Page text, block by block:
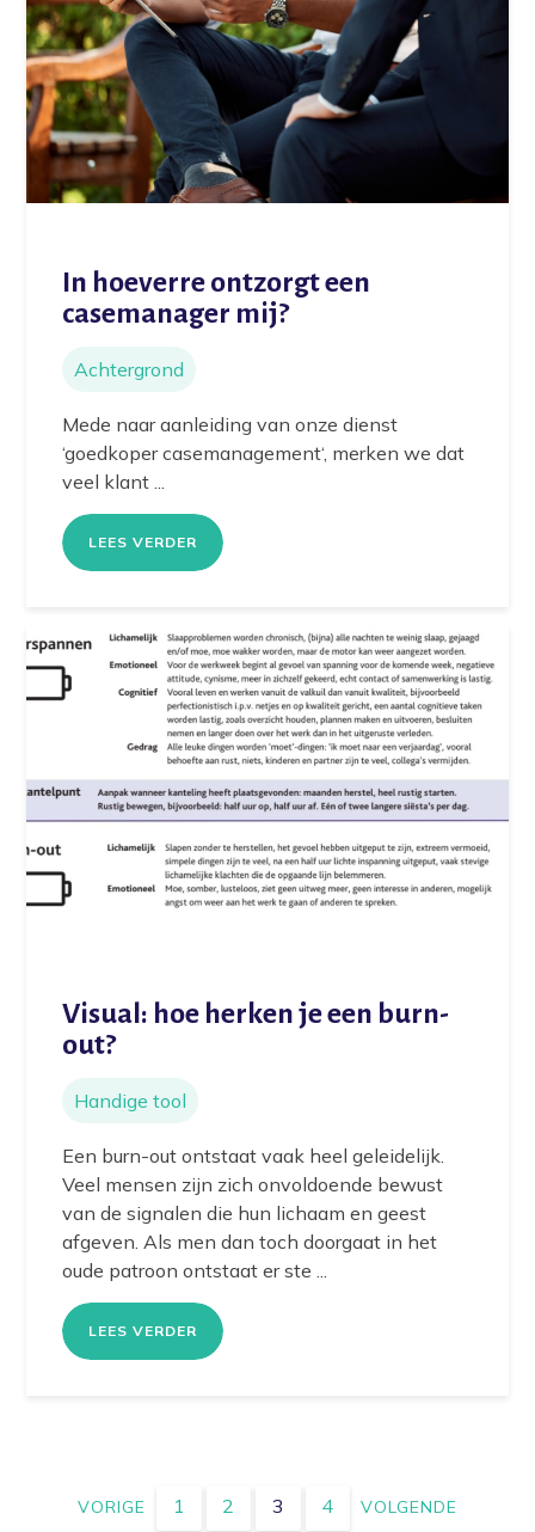
In hoeverre ontzorgt een
casemanager mij?
Achtergrond
Mede naar aanleiding van onze dienst
‘goedkoper casemanagement‘, merken we dat
veel klant ...
LEES VERDER
Visual: hoe herken je een burn-
out?
Handige tool
Een burn-out ontstaat vaak heel geleidelijk.
Veel mensen zijn zich onvoldoende bewust
van de signalen die hun lichaam en geest
afgeven. Als men dan toch doorgaat in het
oude patroon ontstaat er ste ...
LEES VERDER
VORIGE 1 2 3 4 VOLGENDE